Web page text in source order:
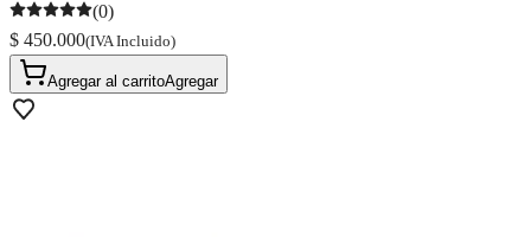
(0)
$ 450.000(IVA Incluido)
Agregar al carritoAgregar